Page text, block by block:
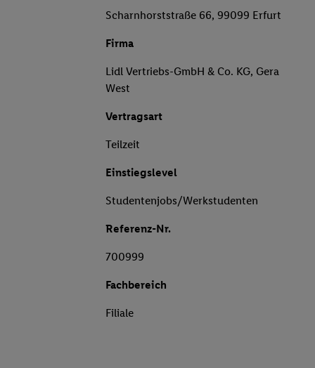
Scharnhorststraße 66, 99099 Erfurt
Firma
Lidl Vertriebs-GmbH & Co. KG, Gera
West
Vertragsart
Teilzeit
Einstiegslevel
Studentenjobs/Werkstudenten
Referenz-Nr.
700999
Fachbereich
Filiale